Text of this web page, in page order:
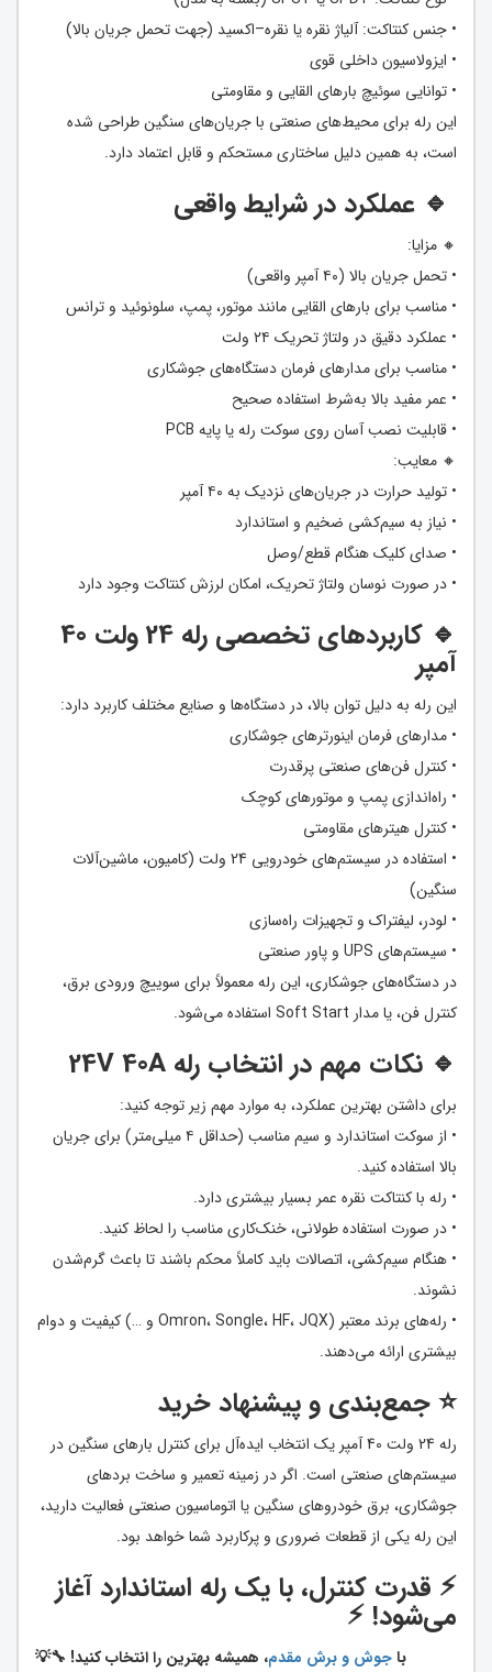
• جنس کنتاکت: آلیاژ نقره یا نقره–اکسید (جهت تحمل جریان بالا)
• ایزولاسیون داخلی قوی
• توانایی سوئیچ بارهای القایی و مقاومتی
این رله برای محیط‌های صنعتی با جریان‌های سنگین طراحی شده
است، به همین دلیل ساختاری مستحکم و قابل اعتماد دارد.
🔹 عملکرد در شرایط واقعی
🔸 مزایا:
• تحمل جریان بالا (۴۰ آمپر واقعی)
• مناسب برای بارهای القایی مانند موتور، پمپ، سلونوئید و ترانس
• عملکرد دقیق در ولتاژ تحریک ۲۴ ولت
• مناسب برای مدارهای فرمان دستگاه‌های جوشکاری
• عمر مفید بالا به‌شرط استفاده صحیح
• قابلیت نصب آسان روی سوکت رله یا پایه PCB
🔸 معایب:
• تولید حرارت در جریان‌های نزدیک به ۴۰ آمپر
• نیاز به سیم‌کشی ضخیم و استاندارد
• صدای کلیک هنگام قطع/وصل
• در صورت نوسان ولتاژ تحریک، امکان لرزش کنتاکت وجود دارد
🔹 کاربردهای تخصصی رله 24 ولت 40
آمپر
این رله به دلیل توان بالا، در دستگاه‌ها و صنایع مختلف کاربرد دارد:
• مدارهای فرمان اینورترهای جوشکاری
• کنترل فن‌های صنعتی پرقدرت
• راه‌اندازی پمپ و موتورهای کوچک
• کنترل هیترهای مقاومتی
• استفاده در سیستم‌های خودرویی 24 ولت (کامیون، ماشین‌آلات
سنگین)
• لودر، لیفتراک و تجهیزات راه‌سازی
• سیستم‌های UPS و پاور صنعتی
در دستگاه‌های جوشکاری، این رله معمولاً برای سوییچ ورودی برق،
کنترل فن، یا مدار Soft Start استفاده می‌شود.
🔹 نکات مهم در انتخاب رله 24V 40A
برای داشتن بهترین عملکرد، به موارد مهم زیر توجه کنید:
• از سوکت استاندارد و سیم مناسب (حداقل ۴ میلی‌متر) برای جریان
بالا استفاده کنید.
• رله با کنتاکت نقره عمر بسیار بیشتری دارد.
• در صورت استفاده طولانی، خنک‌کاری مناسب را لحاظ کنید.
• هنگام سیم‌کشی، اتصالات باید کاملاً محکم باشند تا باعث گرم‌شدن
نشوند.
• رله‌های برند معتبر (Omron، Songle، HF، JQX و …) کیفیت و دوام
بیشتری ارائه می‌دهند.
⭐️ جمع‌بندی و پیشنهاد خرید
رله 24 ولت 40 آمپر یک انتخاب ایده‌آل برای کنترل بارهای سنگین در
سیستم‌های صنعتی است. اگر در زمینه تعمیر و ساخت بردهای
جوشکاری، برق خودروهای سنگین یا اتوماسیون صنعتی فعالیت دارید،
این رله یکی از قطعات ضروری و پرکاربرد شما خواهد بود.
⚡️ قدرت کنترل، با یک رله استاندارد آغاز
می‌شود! ⚡️
با جوش و برش مقدم، همیشه بهترین را انتخاب کنید! 🔧💡